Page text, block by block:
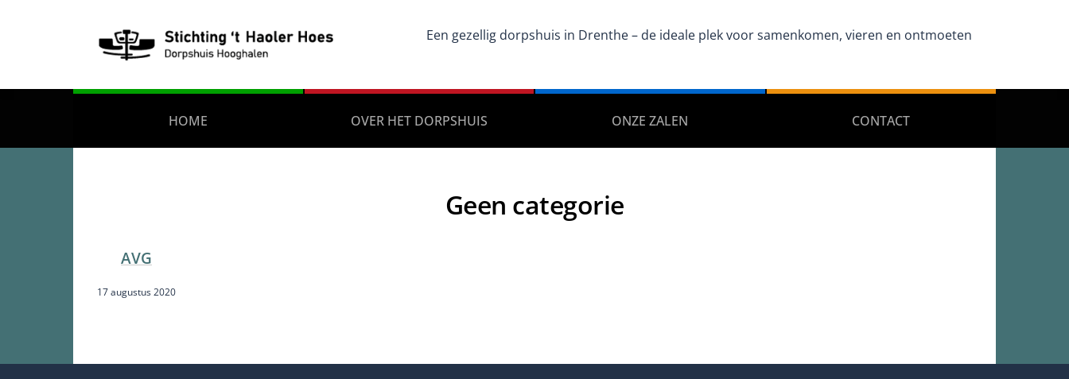
Een gezellig dorpshuis in Drenthe – de ideale plek voor samenkomen, vieren en ontmoeten
HOME OVER HET DORPSHUIS ONZE ZALEN CONTACT
Geen categorie
AVG
17 augustus 2020